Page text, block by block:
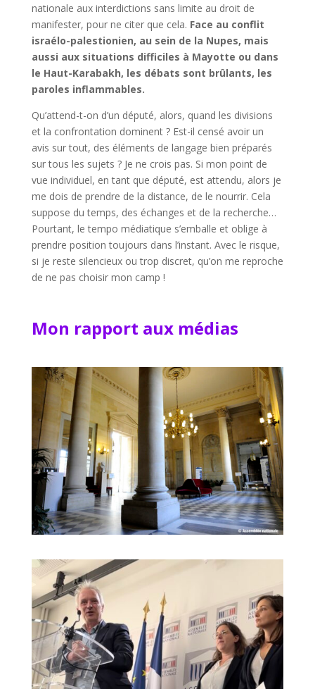
nationale aux interdictions sans limite au droit de
manifester, pour ne citer que cela. Face au conflit
israélo-palestionien, au sein de la Nupes, mais
aussi aux situations difficiles à Mayotte ou dans
le Haut-Karabakh, les débats sont brûlants, les
paroles inflammables.
Qu’attend-t-on d’un député, alors, quand les divisions
et la confrontation dominent ? Est-il censé avoir un
avis sur tout, des éléments de langage bien préparés
sur tous les sujets ? Je ne crois pas. Si mon point de
vue individuel, en tant que député, est attendu, alors je
me dois de prendre de la distance, de le nourrir. Cela
suppose du temps, des échanges et de la recherche…
Pourtant, le tempo médiatique s’emballe et oblige à
prendre position toujours dans l’instant. Avec le risque,
si je reste silencieux ou trop discret, qu’on me reproche
de ne pas choisir mon camp !
Mon rapport aux médias